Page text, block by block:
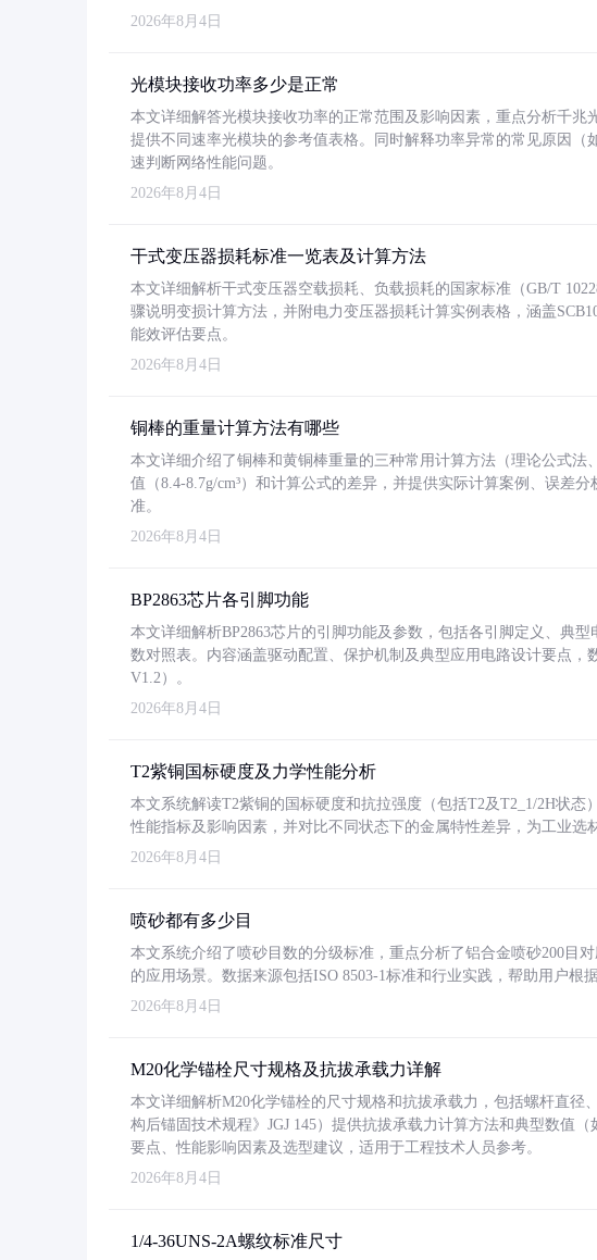
2026年8月4日
光模块接收功率多少是正常
本文详细解答光模块接收功率的正常范围及影响因素，重点分析千兆
提供不同速率光模块的参考值表格。同时解释功率异常的常见原因
速判断网络性能问题。
2026年8月4日
干式变压器损耗标准一览表及计算方法
本文详细解析干式变压器空载损耗、负载损耗的国家标准（GB/T
骤说明变损计算方法，并附电力变压器损耗计算实例表格，涵盖
能效评估要点。
2026年8月4日
铜棒的重量计算方法有哪些
本文详细介绍了铜棒和黄铜棒重量的三种常用计算方法（理论公式法
值（8.4-8.7g/cm³）和计算公式的差异，并提供实际计算案例、误差
准。
2026年8月4日
BP2863芯片各引脚功能
本文详细解析BP2863芯片的引脚功能及参数，包括各引脚定义、典
数对照表。内容涵盖驱动配置、保护机制及典型应用电路设计要点，
V1.2）。
2026年8月4日
T2紫铜国标硬度及力学性能分析
本文系统解读T2紫铜的国标硬度和抗拉强度（包括T2及T2_1/2H状态
性能指标及影响因素，并对比不同状态下的金属特性差异，为工业选
2026年8月4日
喷砂都有多少目
本文系统介绍了喷砂目数的分级标准，重点分析了铝合金喷砂200目
的应用场景。数据来源包括ISO 8503-1标准和行业实践，帮助用户根
2026年8月4日
M20化学锚栓尺寸规格及抗拔承载力详解
本文详细解析M20化学锚栓的尺寸规格和抗拔承载力，包括螺杆直径
构后锚固技术规程》JGJ 145）提供抗拔承载力计算方法和典型数值
要点、性能影响因素及选型建议，适用于工程技术人员参考。
2026年8月4日
1/4-36UNS-2A螺纹标准尺寸